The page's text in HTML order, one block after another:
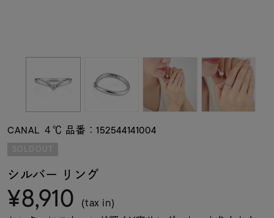
石の色
ファッションテイス
ト
CANAL ４℃ 品番：152544141004
SOLDOUT
シルバー リング
¥8,910 (tax in)